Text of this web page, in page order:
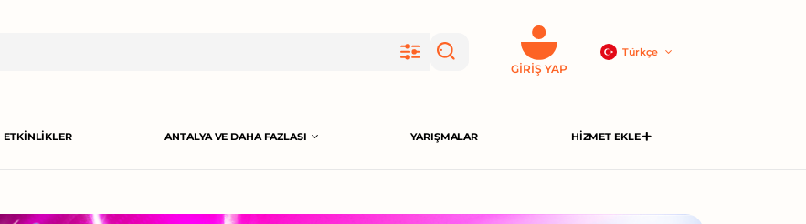
GIRIŞ YAP
Türkçe
ETKINLIKLER ANTALYA VE DAHA FAZLASI YARIŞMALAR HIZMET EKLE